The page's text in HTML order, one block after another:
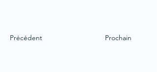
Précédent Prochain